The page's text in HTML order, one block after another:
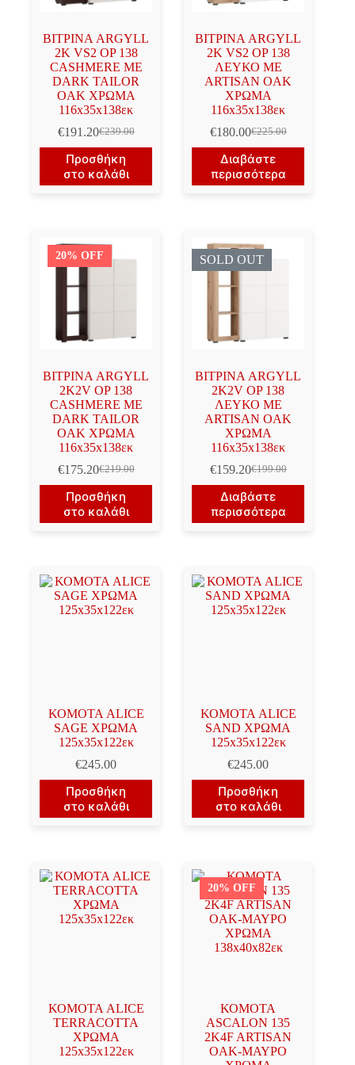
ΒΙΤΡΙΝΑ ARGYLL
2K VS2 OP 138
CASHMERE ΜΕ
DARK TAILOR
OAK ΧΡΩΜΑ
116x35x138εκ
€239.00
Original
price
was:
€239.00.
€191.20Η
τρέχουσα
τιμή
είναι:
Προσθήκη
στο καλάθι
ΒΙΤΡΙΝΑ ARGYLL
2K VS2 OP 138
ΛΕΥΚΟ ΜΕ
ARTISAN OAK
ΧΡΩΜΑ
116x35x138εκ
€225.00
Original
price
was:
€225.00.
€180.00Η
τρέχουσα
τιμή
είναι:
Διαβάστε
περισσότερα
20% OFF
ΒΙΤΡΙΝΑ ARGYLL
2K2V OP 138
CASHMERE ΜΕ
DARK TAILOR
OAK ΧΡΩΜΑ
116x35x138εκ
€219.00
Original
price
was:
€219.00.
€175.20Η
τρέχουσα
τιμή
είναι:
Προσθήκη
στο καλάθι
SOLD OUT
ΒΙΤΡΙΝΑ ARGYLL
2K2V OP 138
ΛΕΥΚΟ ΜΕ
ARTISAN OAK
ΧΡΩΜΑ
116x35x138εκ
€199.00
Original
price
was:
€199.00.
€159.20Η
τρέχουσα
τιμή
είναι:
Διαβάστε
περισσότερα
ΚΟΜΟΤΑ ALICE
SAGE ΧΡΩΜΑ
125x35x122εκ
€245.00
Προσθήκη
στο καλάθι
ΚΟΜΟΤΑ ALICE
SAND ΧΡΩΜΑ
125x35x122εκ
€245.00
Προσθήκη
στο καλάθι
ΚΟΜΟΤΑ ALICE
TERRACOTTA
ΧΡΩΜΑ
125x35x122εκ
20% OFF
ΚΟΜΟΤΑ
ASCALON 135
2K4F ARTISAN
OAK-ΜΑΥΡΟ